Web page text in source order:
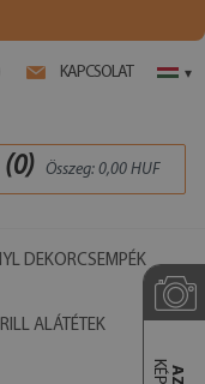
KAPCSOLAT ▾
(0) Összeg: 0,00 HUF
DEKORCSEMPÉK
ALÁTÉTEK